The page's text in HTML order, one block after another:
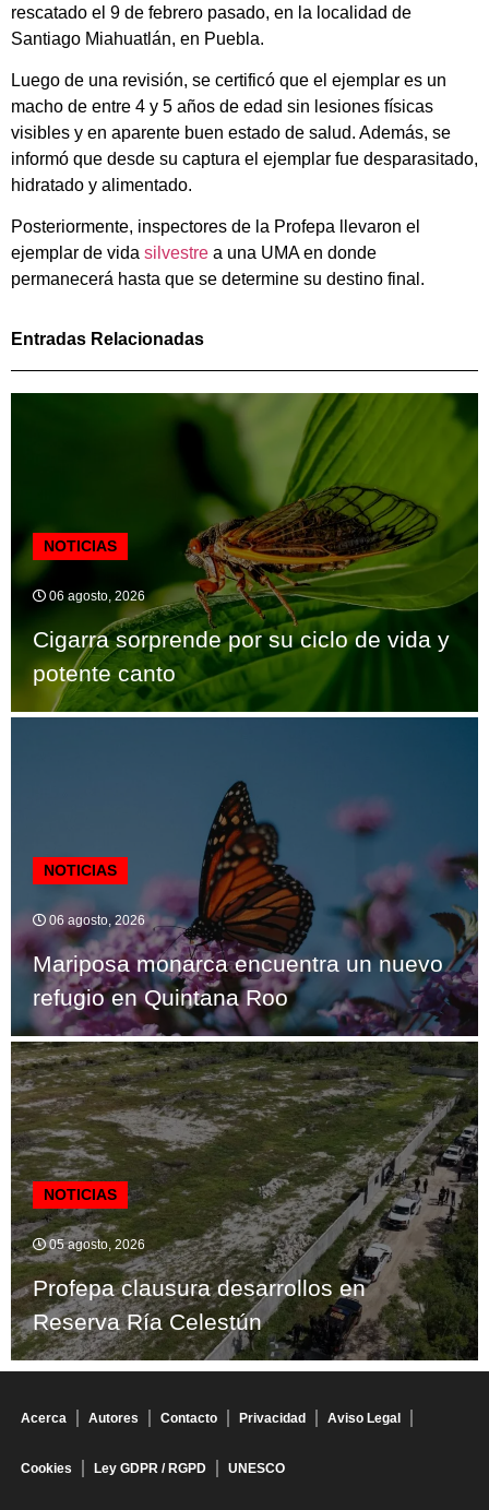
rescatado el 9 de febrero pasado, en la localidad de
Santiago Miahuatlán, en Puebla.
Luego de una revisión, se certificó que el ejemplar es un
macho de entre 4 y 5 años de edad sin lesiones físicas
visibles y en aparente buen estado de salud. Además, se
informó que desde su captura el ejemplar fue desparasitado,
hidratado y alimentado.
Posteriormente, inspectores de la Profepa llevaron el
ejemplar de vida silvestre a una UMA en donde
permanecerá hasta que se determine su destino final.
Entradas Relacionadas
NOTICIAS
06 agosto, 2026
Cigarra sorprende por su ciclo de vida y
potente canto
NOTICIAS
06 agosto, 2026
Mariposa monarca encuentra un nuevo
refugio en Quintana Roo
NOTICIAS
05 agosto, 2026
Profepa clausura desarrollos en
Reserva Ría Celestún
Acerca Autores Contacto Privacidad Aviso Legal
Cookies Ley GDPR / RGPD UNESCO